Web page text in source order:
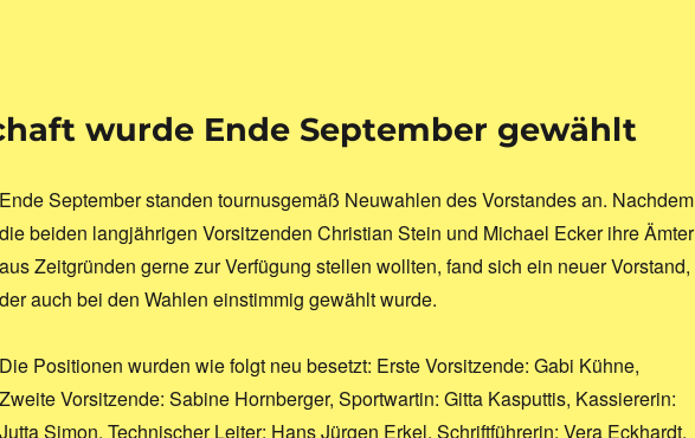
wurde Ende September gewählt
Ende September standen tournusgemäß Neuwahlen des Vorstandes an. Nachdem
die beiden langjährigen Vorsitzenden Christian Stein und Michael Ecker ihre Ämter
aus Zeitgründen gerne zur Verfügung stellen wollten, fand sich ein neuer Vorstand,
der auch bei den Wahlen einstimmig gewählt wurde.
Die Positionen wurden wie folgt neu besetzt: Erste Vorsitzende: Gabi Kühne,
Zweite Vorsitzende: Sabine Hornberger, Sportwartin: Gitta Kasputtis, Kassiererin:
Jutta Simon, Technischer Leiter: Hans Jürgen Erkel, Schriftführerin: Vera Eckhardt.